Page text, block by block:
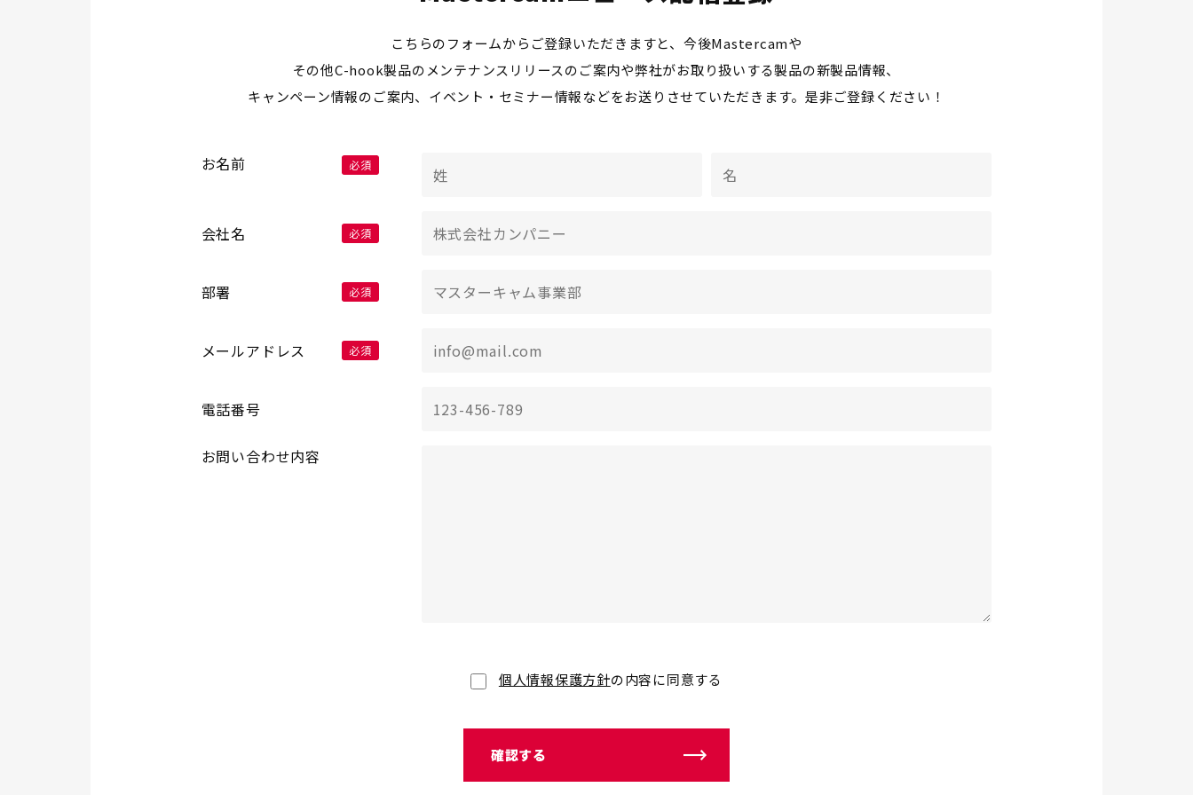
こちらのフォームからご登録いただきますと、今後Mastercamや
その他C-hook製品のメンテナンスリリースのご案内や弊社がお取り扱いする製品の新製品情報、
キャンペーン情報のご案内、イベント・セミナー情報などをお送りさせていただきます。是非ご登録ください！
お名前 必須
会社名 必須
部署 必須
メールアドレス 必須
電話番号
お問い合わせ内容
個人情報保護方針の内容に同意する
確認する